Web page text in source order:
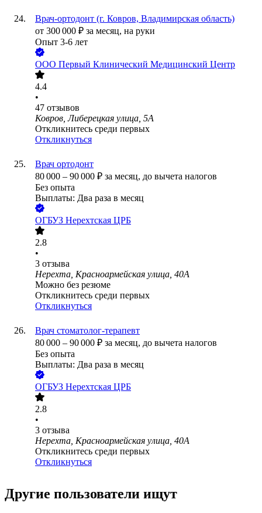
Врач-ортодонт (г. Ковров, Владимирская область)
от 300 000 ₽ за месяц, на руки
Опыт 3-6 лет
ООО Первый Клинический Медицинский Центр
4.4
•
47 отзывов
Ковров, Либерецкая улица, 5А
Откликнитесь среди первых
Откликнуться
Врач ортодонт
80 000 – 90 000 ₽ за месяц, до вычета налогов
Без опыта
Выплаты: Два раза в месяц
ОГБУЗ Нерехтская ЦРБ
2.8
•
3 отзыва
Нерехта, Красноармейская улица, 40А
Можно без резюме
Откликнитесь среди первых
Откликнуться
Врач стоматолог-терапевт
80 000 – 90 000 ₽ за месяц, до вычета налогов
Без опыта
Выплаты: Два раза в месяц
ОГБУЗ Нерехтская ЦРБ
2.8
•
3 отзыва
Нерехта, Красноармейская улица, 40А
Откликнитесь среди первых
Откликнуться
Другие пользователи ищут